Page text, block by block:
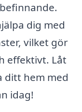
dig med
vilket gör
effektivt. Låt
ditt hem med
idag!